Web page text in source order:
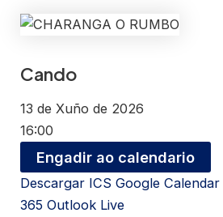
Cando
13 de Xuño de 2026
16:00
Engadir ao calendario
Descargar ICS Google Calendar
365 Outlook Live